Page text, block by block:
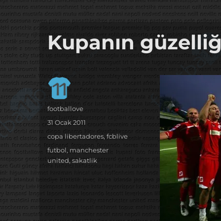
footbaLLove
it's the football, that's the football…
Kupanın
Yazar
footballove
Yayın
31 Ocak 2011
Kategoriler
copa libertadores,fcblive
Etiketler
futbol, manchester
united,sakatlik